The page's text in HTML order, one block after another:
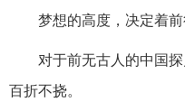
梦想的高度，决定着前
对于前无古人的中国
百折不挠。